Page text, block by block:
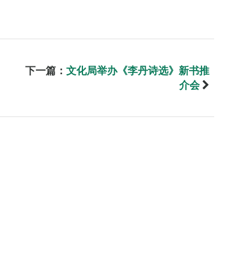
下一篇： 文化局举办《李丹诗选》新书推
介会